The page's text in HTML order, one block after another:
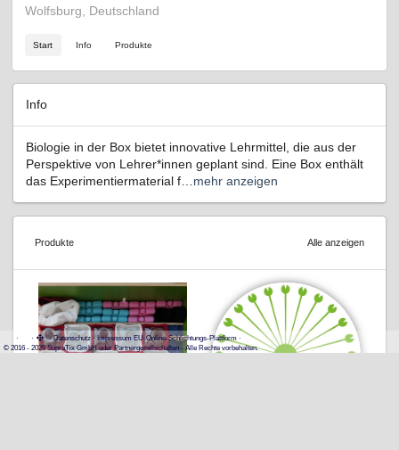
Wolfsburg, Deutschland
Start Info Produkte
Info
Biologie in der Box bietet innovative Lehrmittel, die aus der
Perspektive von Lehrer*innen geplant sind. Eine Box enthält
das Experimentiermaterial f… mehr anzeigen
Produkte Alle anzeigen
· · ·Datenschutz· Impressum EU-Online-Schlichtungs-Plattform ·
© 2016 - 2026 SupraTix GmbH oder Partnergesellschaften - Alle Rechte vorbehalten.